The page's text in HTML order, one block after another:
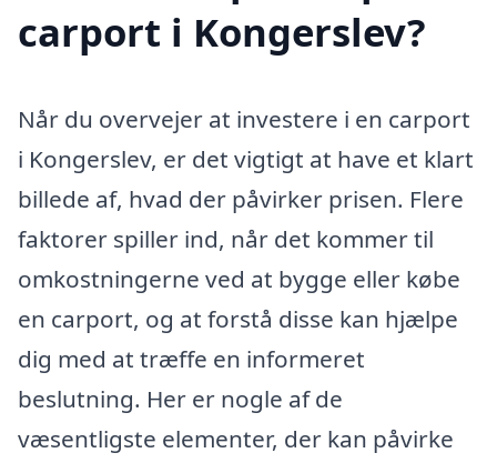
carport i Kongerslev?
Når du overvejer at investere i en carport
i Kongerslev, er det vigtigt at have et klart
billede af, hvad der påvirker prisen. Flere
faktorer spiller ind, når det kommer til
omkostningerne ved at bygge eller købe
en carport, og at forstå disse kan hjælpe
dig med at træffe en informeret
beslutning. Her er nogle af de
væsentligste elementer, der kan påvirke